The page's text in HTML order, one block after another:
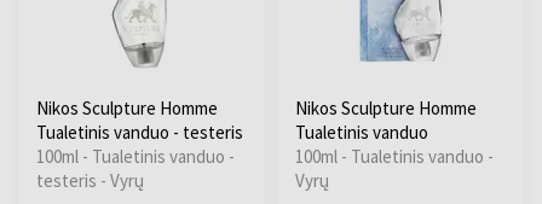
Nikos Sculpture Homme
Tualetinis vanduo - testeris
100ml - Tualetinis vanduo -
testeris - Vyrų
Nikos Sculpture Homme
Tualetinis vanduo
100ml - Tualetinis vanduo -
Vyrų